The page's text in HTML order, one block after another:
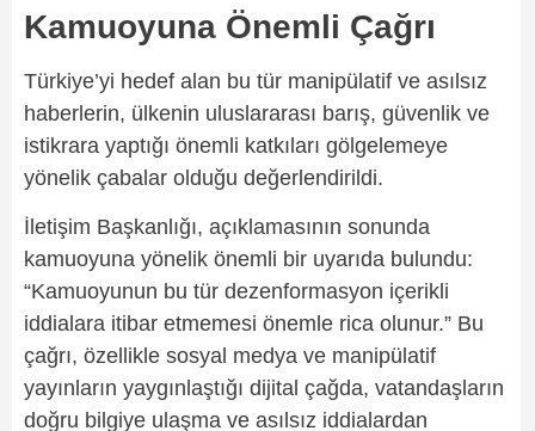
Kamuoyuna Önemli Çağrı
Türkiye’yi hedef alan bu tür manipülatif ve asılsız
haberlerin, ülkenin uluslararası barış, güvenlik ve
istikrara yaptığı önemli katkıları gölgelemeye
yönelik çabalar olduğu değerlendirildi.
İletişim Başkanlığı, açıklamasının sonunda
kamuoyuna yönelik önemli bir uyarıda bulundu:
“Kamuoyunun bu tür dezenformasyon içerikli
iddialara itibar etmemesi önemle rica olunur.” Bu
çağrı, özellikle sosyal medya ve manipülatif
yayınların yaygınlaştığı dijital çağda, vatandaşların
doğru bilgiye ulaşma ve asılsız iddialardan